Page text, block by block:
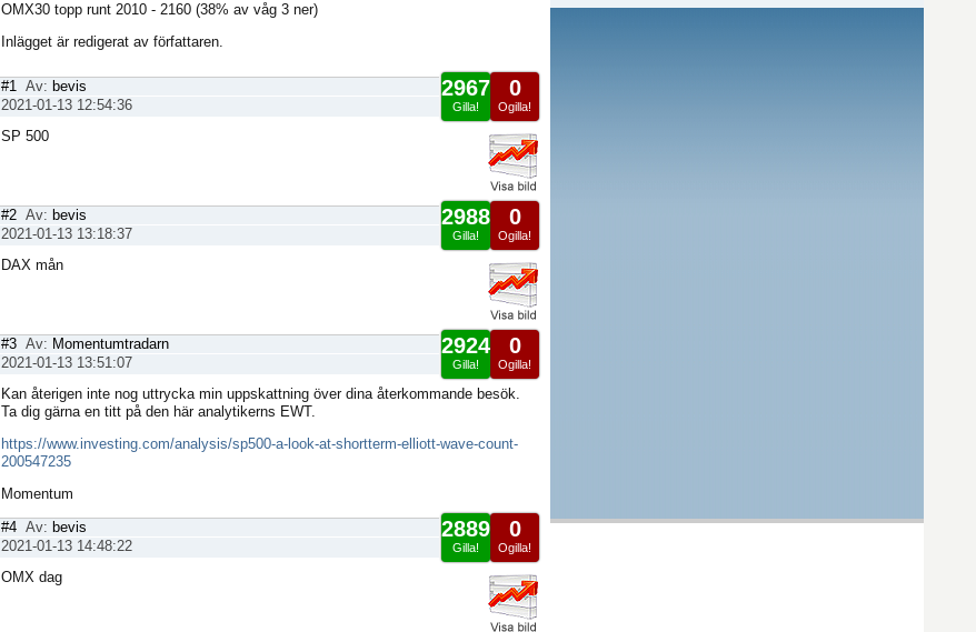
OMX30 topp runt 2010 - 2160 (38% av våg 3 ner)
Inlägget är redigerat av författaren.
0
Ogilla!
2967
Gilla!
#1 Av: bevis
2021-01-13 12:54:36
SP 500
0
Ogilla!
2988
Gilla!
#2 Av: bevis
2021-01-13 13:18:37
DAX mån
0
Ogilla!
2924
Gilla!
#3 Av: Momentumtradarn
2021-01-13 13:51:07
Kan återigen inte nog uttrycka min uppskattning över dina återkommande besök.
Ta dig gärna en titt på den här analytikerns EWT.
https://www.investing.com/analysis/sp500-a-look-at-shortterm-elliott-wave-count-
200547235
Momentum
0
Ogilla!
2889
Gilla!
#4 Av: bevis
2021-01-13 14:48:22
OMX dag